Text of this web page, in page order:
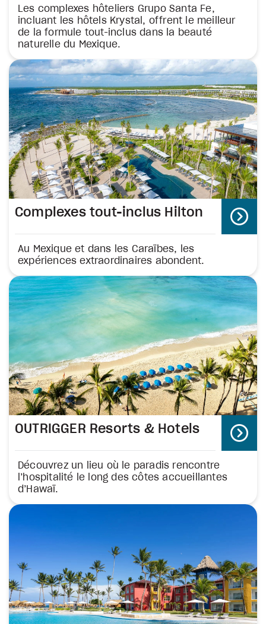
Les complexes hôteliers Grupo Santa Fe,
incluant les hôtels Krystal, offrent le meilleur
de la formule tout-inclus dans la beauté
naturelle du Mexique.
Complexes tout-inclus Hilton
Au Mexique et dans les Caraïbes, les
expériences extraordinaires abondent.
OUTRIGGER Resorts & Hotels
Découvrez un lieu où le paradis rencontre
l’hospitalité le long des côtes accueillantes
d’Hawaï.